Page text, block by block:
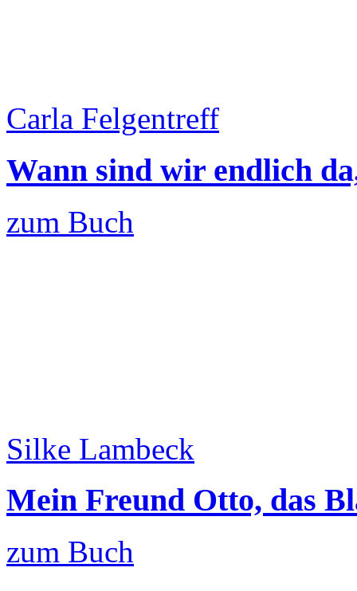
Carla Felgentreff
Wann sind wir endlich
zum Buch
Silke Lambeck
Mein Freund Otto, das
zum Buch